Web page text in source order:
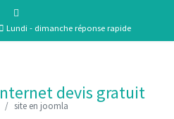
Lundi - dimanche réponse rapide
site en joomla